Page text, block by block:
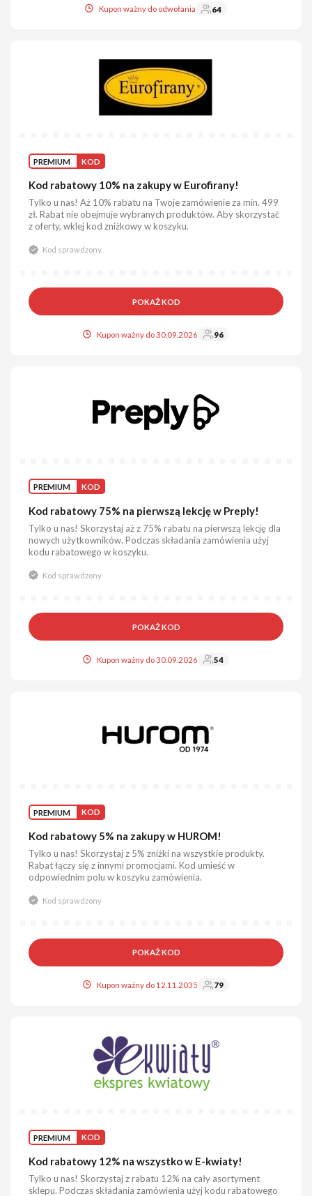
Kupon ważny do odwołania 64
PREMIUM KOD
Kod rabatowy 10% na zakupy w Eurofirany!
Tylko u nas! Aż 10% rabatu na Twoje zamówienie za min. 499
zł. Rabat nie obejmuje wybranych produktów. Aby skorzystać
z oferty, wklej kod zniżkowy w koszyku.
Kod sprawdzony
POKAŻ KOD
Kupon ważny do 30.09.2026 96
PREMIUM KOD
Kod rabatowy 75% na pierwszą lekcję w Preply!
Tylko u nas! Skorzystaj aż z 75% rabatu na pierwszą lekcję dla
nowych użytkowników. Podczas składania zamówienia użyj
kodu rabatowego w koszyku.
Kod sprawdzony
POKAŻ KOD
Kupon ważny do 30.09.2026 54
PREMIUM KOD
Kod rabatowy 5% na zakupy w HUROM!
Tylko u nas! Skorzystaj z 5% zniżki na wszystkie produkty.
Rabat łączy się z innymi promocjami. Kod umieść w
odpowiednim polu w koszyku zamówienia.
Kod sprawdzony
POKAŻ KOD
Kupon ważny do 12.11.2035 79
PREMIUM KOD
Kod rabatowy 12% na wszystko w E-kwiaty!
Tylko u nas! Skorzystaj z rabatu 12% na cały asortyment
sklepu. Podczas składania zamówienia użyj kodu rabatowego